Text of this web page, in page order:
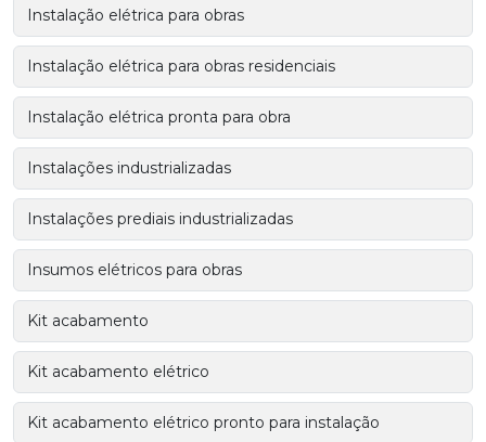
Instalação elétrica para obras
Instalação elétrica para obras residenciais
Instalação elétrica pronta para obra
Instalações industrializadas
Instalações prediais industrializadas
Insumos elétricos para obras
Kit acabamento
Kit acabamento elétrico
Kit acabamento elétrico pronto para instalação